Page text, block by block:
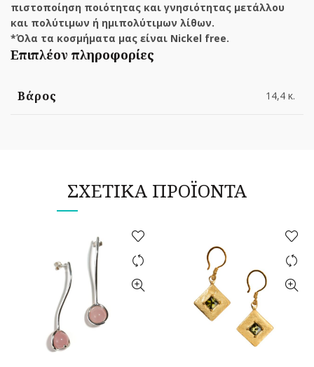
πιστοποίηση ποιότητας και γνησιότητας μετάλλου
και πολύτιμων ή ημιπολύτιμων λίθων.
*Όλα τα κοσμήματα μας είναι Nickel free.
Επιπλέον πληροφορίες
Βάρος 14,4 κ.
ΣΧΕΤΙΚΆ ΠΡΟΪΌΝΤΑ